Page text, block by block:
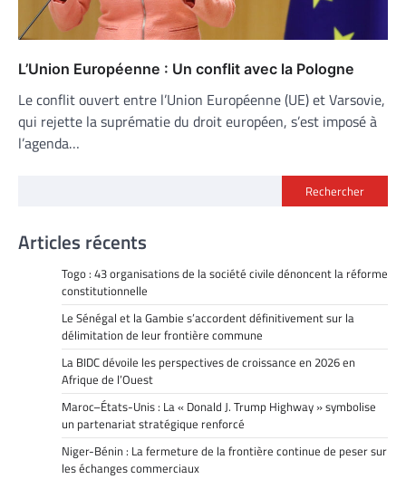
L’Union Européenne : Un conflit avec la Pologne
Le conflit ouvert entre l’Union Européenne (UE) et Varsovie,
qui rejette la suprématie du droit européen, s’est imposé à
l’agenda…
Rechercher
Articles récents
Togo : 43 organisations de la société civile dénoncent la réforme
constitutionnelle
Le Sénégal et la Gambie s’accordent définitivement sur la
délimitation de leur frontière commune
La BIDC dévoile les perspectives de croissance en 2026 en
Afrique de l’Ouest
Maroc–États-Unis : La « Donald J. Trump Highway » symbolise
un partenariat stratégique renforcé
Niger-Bénin : La fermeture de la frontière continue de peser sur
les échanges commerciaux